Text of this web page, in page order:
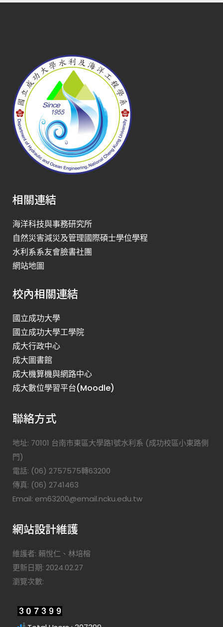
相關連結
海洋科技與事務研究所
自然災害減災及管理國際碩士學位學程
水利系系友會臉書社團
網站地圖
校內相關連結
國立成功大學
國立成功大學工學院
成大行政中心
成大圖書館
成大機算機與網路中心
成大數位學習平台(Moodle)
聯絡方式
地址: 70101 台南市東區大學路1號水利系 (成功校區小東路側
門)
電話: (06) 2757575轉63200
傳真: (06) 2741463
Email: em63200@email.ncku.edu.tw
網站設計維護
維護者: 賴悅仁、林培榕
更新日期: 2024.02.27
瀏覽次數: